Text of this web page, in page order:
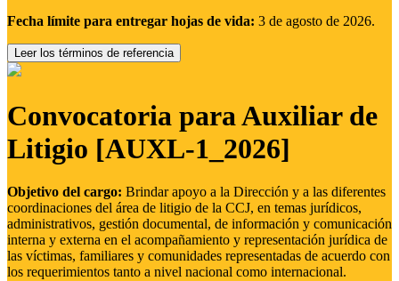
Fecha límite para entregar hojas de vida: 3 de agosto de 2026.
Leer los términos de referencia
Convocatoria para Auxiliar de
Litigio [AUXL-1_2026]
Objetivo del cargo: Brindar apoyo a la Dirección y a las diferentes
coordinaciones del área de litigio de la CCJ, en temas jurídicos,
administrativos, gestión documental, de información y comunicación
interna y externa en el acompañamiento y representación jurídica de
las víctimas, familiares y comunidades representadas de acuerdo con
los requerimientos tanto a nivel nacional como internacional.